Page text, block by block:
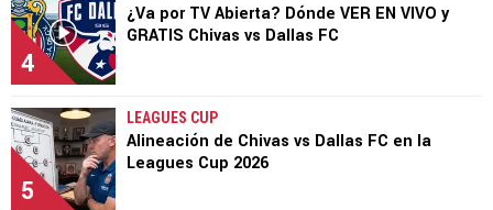
4
¿Va por TV Abierta? Dónde VER EN VIVO y
GRATIS Chivas vs Dallas FC
5
LEAGUES CUP
Alineación de Chivas vs Dallas FC en la
Leagues Cup 2026